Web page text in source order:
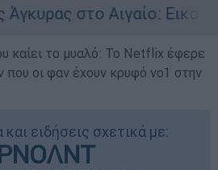
Εικονική
καίει το μυαλό: Το Netflix έφερε
που οι φαν έχουν κρυφό νο1 στην
ειδήσεις σχετικά με: